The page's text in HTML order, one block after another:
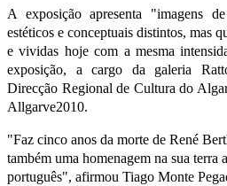
A exposição apresenta "imagens
estéticos e conceptuais distintos, mas
e vividas hoje com a mesma
exposição, a cargo da galeria
Direcção Regional de Cultura do
Allgarve2010.
"Faz cinco anos da morte de René
também uma homenagem na sua terra
português", afirmou Tiago Monte